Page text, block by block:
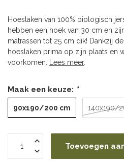
Hoeslaken van 100% biologisch
hebben een hoek van 30 cm en
matrassen tot 25 cm dik! Dankzij
hoeslaken prima op zijn plaats en
voorkomen.
Lees meer.
Maak een keuze: *
90x190/200 cm 140x190/
Toevoegen